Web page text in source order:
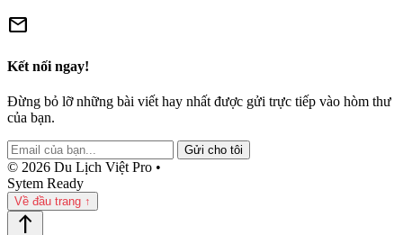
mail
Kết nối ngay!
Đừng bỏ lỡ những bài viết hay nhất được gửi trực tiếp vào hòm thư
của bạn.
Gửi cho tôi
© 2026 Du Lịch Việt Pro •
Sytem Ready
Về đầu trang ↑
north